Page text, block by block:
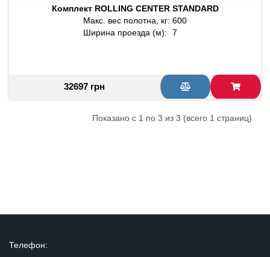
Комплект ROLLING CENTER STANDARD
Макс. вес полотна, кг: 600
Ширина проезда (м):
7
32697 грн
Показано с 1 по 3 из 3 (всего 1 страниц)
Телефон: